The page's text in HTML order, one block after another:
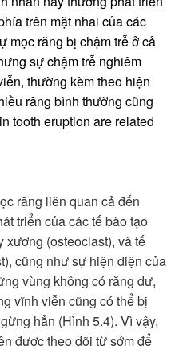
trên mặt nhai của các
mọc răng bị chậm trễ ở cả
sự chậm trễ nghiêm
thường kèm theo hiện
răng bình thường cũng
tooth eruption are related
răng liên quan cả đến
triển của các tế bào tạo
xương (osteoclast), và tế
cũng như sự hiện diện của
vùng không có răng dư,
vĩnh viễn cũng có thể bị
hẳn (Hình 5.4). Vì vậy,
được theo dõi từ sớm để